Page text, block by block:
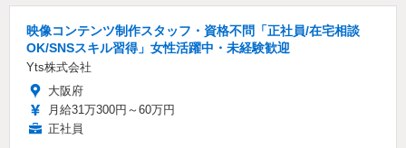
映像コンテンツ制作スタッフ・資格不問「正社員/在宅相談
OK/SNSスキル習得」女性活躍中・未経験歓迎
Yts株式会社
大阪府
月給31万300円～60万円
正社員